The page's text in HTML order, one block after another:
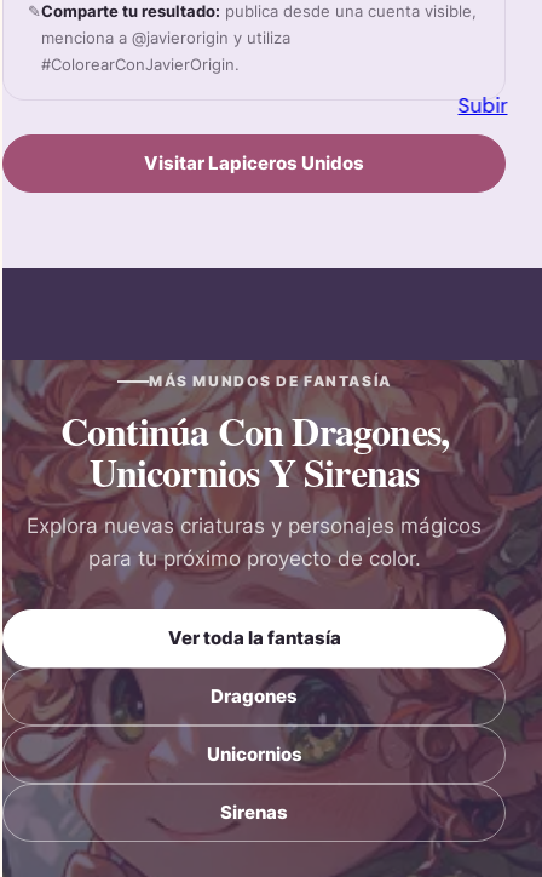
✎Comparte tu resultado: publica desde una cuenta visible,
menciona a @javierorigin y utiliza
#ColorearConJavierOrigin.
Visitar Lapiceros Unidos
MÁS MUNDOS DE FANTASÍA
Continúa Con Dragones,
Unicornios Y Sirenas
Explora nuevas criaturas y personajes mágicos
para tu próximo proyecto de color.
Ver toda la fantasía
Dragones
Unicornios
Sirenas
Subir